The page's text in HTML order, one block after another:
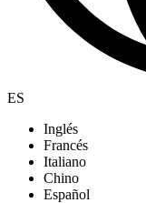
ES
Inglés
Francés
Italiano
Chino
Español